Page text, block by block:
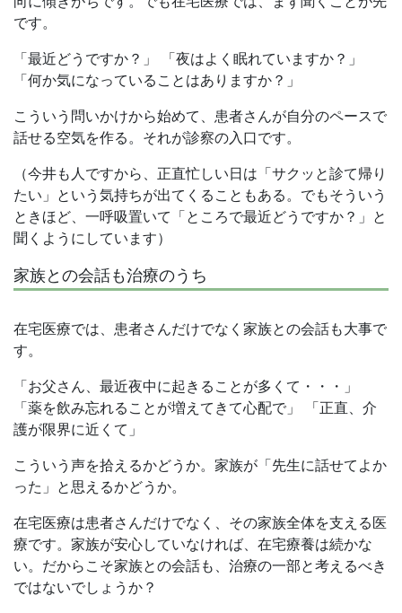
です。
「最近どうですか？」 「夜はよく眠れていますか？」
「何か気になっていることはありますか？」
こういう問いかけから始めて、患者さんが自分のペースで
話せる空気を作る。それが診察の入口です。
（今井も人ですから、正直忙しい日は「サクッと診て帰り
たい」という気持ちが出てくることもある。でもそういう
ときほど、一呼吸置いて「ところで最近どうですか？」と
聞くようにしています）
家族との会話も治療のうち
在宅医療では、患者さんだけでなく家族との会話も大事で
す。
「お父さん、最近夜中に起きることが多くて・・・」
「薬を飲み忘れることが増えてきて心配で」 「正直、介
護が限界に近くて」
こういう声を拾えるかどうか。家族が「先生に話せてよか
った」と思えるかどうか。
在宅医療は患者さんだけでなく、その家族全体を支える医
療です。家族が安心していなければ、在宅療養は続かな
い。だからこそ家族との会話も、治療の一部と考えるべき
ではないでしょうか？